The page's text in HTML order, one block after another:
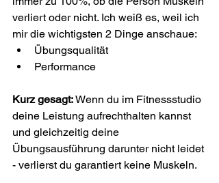
verliert oder nicht. Ich weiß es, weil ich
mir die wichtigsten 2 Dinge anschaue:
Übungsqualität
Performance
Kurz gesagt: Wenn du im Fitnessstudio
deine Leistung aufrechthalten kannst
und gleichzeitig deine
Übungsausführung darunter nicht leidet
- verlierst du garantiert keine Muskeln.